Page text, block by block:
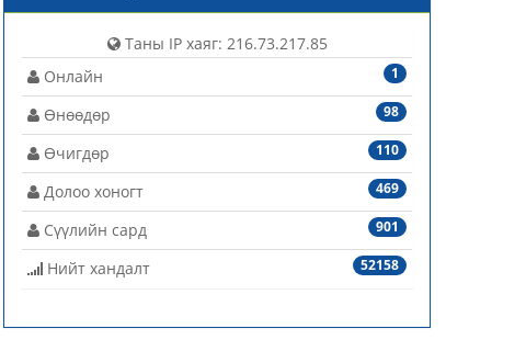
Таны IP хаяг: 216.73.217.85
1
Онлайн
98
Өнөөдөр
110
Өчигдөр
469
Долоо хоногт
901
Сүүлийн сард
52158
Нийт хандалт